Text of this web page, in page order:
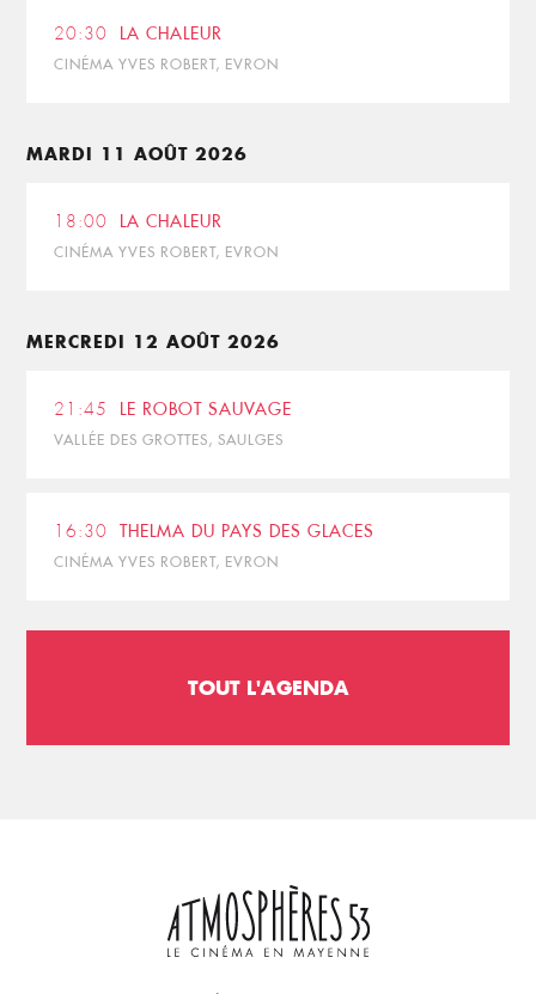
20:30 LA CHALEUR
CINÉMA YVES ROBERT, EVRON
MARDI 11 AOÛT 2026
18:00 LA CHALEUR
CINÉMA YVES ROBERT, EVRON
MERCREDI 12 AOÛT 2026
21:45 LE ROBOT SAUVAGE
VALLÉE DES GROTTES, SAULGES
16:30 THELMA DU PAYS DES GLACES
CINÉMA YVES ROBERT, EVRON
TOUT L'AGENDA